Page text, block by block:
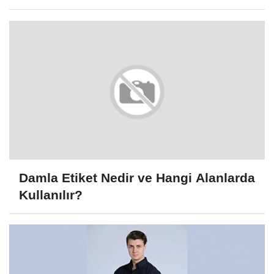
Damla Etiket Nedir ve Hangi Alanlarda
Kullanılır?